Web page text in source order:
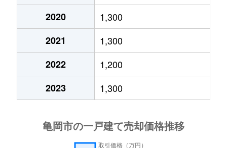
2020
1,300
2021
1,300
2022
1,200
2023
1,300